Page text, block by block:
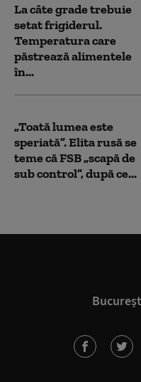
La câte grade trebuie
setat frigiderul.
Temperatura care
păstrează alimentele
în...
„Toată lumea este
speriată”. Elita rusă se
teme că FSB „scapă de
sub control”, după ce...